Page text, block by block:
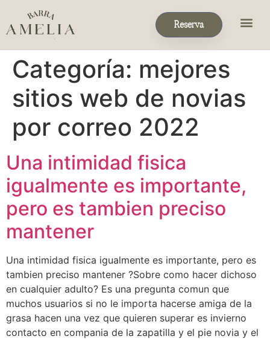
Reserva
Categoría: mejores
sitios web de novias
por correo 2022
Una intimidad fisica
igualmente es importante,
pero es tambien preciso
mantener
Una intimidad fisica igualmente es importante, pero es
tambien preciso mantener ?Sobre como hacer dichoso
en cualquier adulto? Es una pregunta comun que
muchos usuarios si no le importa hacerse amiga de la
grasa hacen una vez que quieren superar es invierno
contacto en compania de la zapatilla y el pie novia y el